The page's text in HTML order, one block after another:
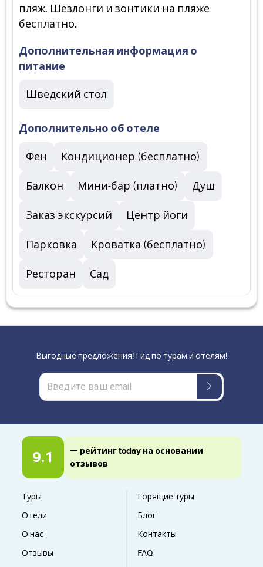
пляж. Шезлонги и зонтики на пляже
бесплатно.
Дополнительная информация о
питание
Шведский стол
Дополнительно об отеле
Фен Кондиционер (бесплатно)
Балкон Мини-бар (платно) Душ
Заказ экскурсий Центр йоги
Парковка Кроватка (бесплатно)
Ресторан Сад
9.1
— рейтинг today на основании
отзывов
Туры
Горящие туры
Отели
Блог
О нас
Контакты
Отзывы
FAQ
Выгодные предложения! Гид по турам и отелям!